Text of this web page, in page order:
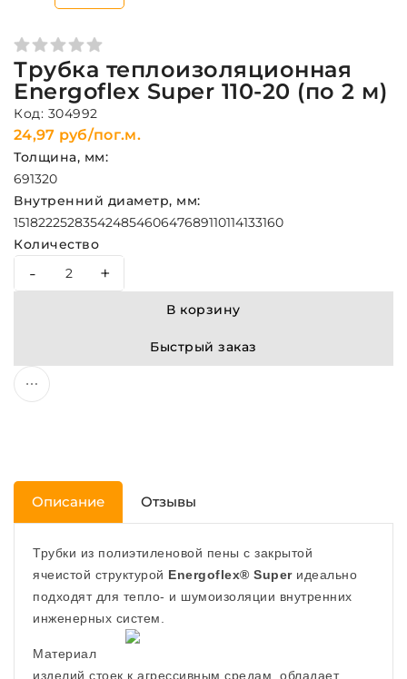
Трубка теплоизоляционная
Energoflex Super 110-20 (по 2 м)
Код: 304992
24,97 руб/пог.м.
Толщина, мм:
691320
Внутренний диаметр, мм:
15182225283542485460647689110114133160
Количество
- +
В корзину
Быстрый заказ
Описание Отзывы
Трубки из полиэтиленовой пены с закрытой
ячеистой структурой Energoflex® Superидеально
подходят для тепло- и шумоизоляции внутренних
инженерных систем.
Материал
изделий стоек к агрессивным средам, обладает